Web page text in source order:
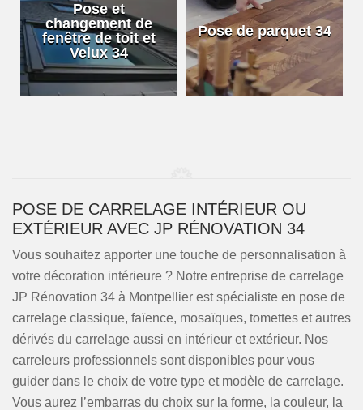
Pose et
changement de
fenêtre de toit et
Velux 34
Pose de parquet 34
POSE DE CARRELAGE INTÉRIEUR OU
EXTÉRIEUR AVEC JP RÉNOVATION 34
Vous souhaitez apporter une touche de personnalisation à
votre décoration intérieure ? Notre entreprise de carrelage
JP Rénovation 34 à Montpellier est spécialiste en pose de
carrelage classique, faïence, mosaïques, tomettes et autres
dérivés du carrelage aussi en intérieur et extérieur. Nos
carreleurs professionnels sont disponibles pour vous
guider dans le choix de votre type et modèle de carrelage.
Vous aurez l’embarras du choix sur la forme, la couleur, la